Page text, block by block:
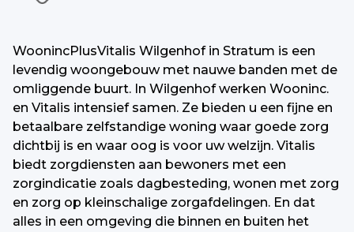
WoonincPlusVitalis Wilgenhof in Stratum is een
levendig woongebouw met nauwe banden met de
omliggende buurt. In Wilgenhof werken Wooninc.
en Vitalis intensief samen. Ze bieden u een fijne en
betaalbare zelfstandige woning waar goede zorg
dichtbij is en waar oog is voor uw welzijn. Vitalis
biedt zorgdiensten aan bewoners met een
zorgindicatie zoals dagbesteding, wonen met zorg
en zorg op kleinschalige zorgafdelingen. En dat
alles in een omgeving die binnen en buiten het